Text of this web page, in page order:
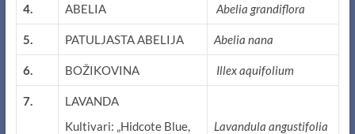
4. ABELIA Abelia grandiflora
5. PATULJASTA ABELIJA Abelia nana
6. BOŽIKOVINA Illex aquifolium
7.
LAVANDA
Kultivari: „Hidcote Blue,
Lavandula angustifolia